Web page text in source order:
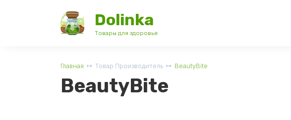
Dolinka
Товары для здоровья
Главная Товар Производитель BeautyBite
BeautyBite